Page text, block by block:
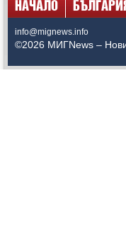
НАЧАЛО
info@mignews.info
©2026 МИГNews –